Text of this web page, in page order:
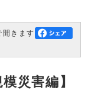
開きます
災害編】